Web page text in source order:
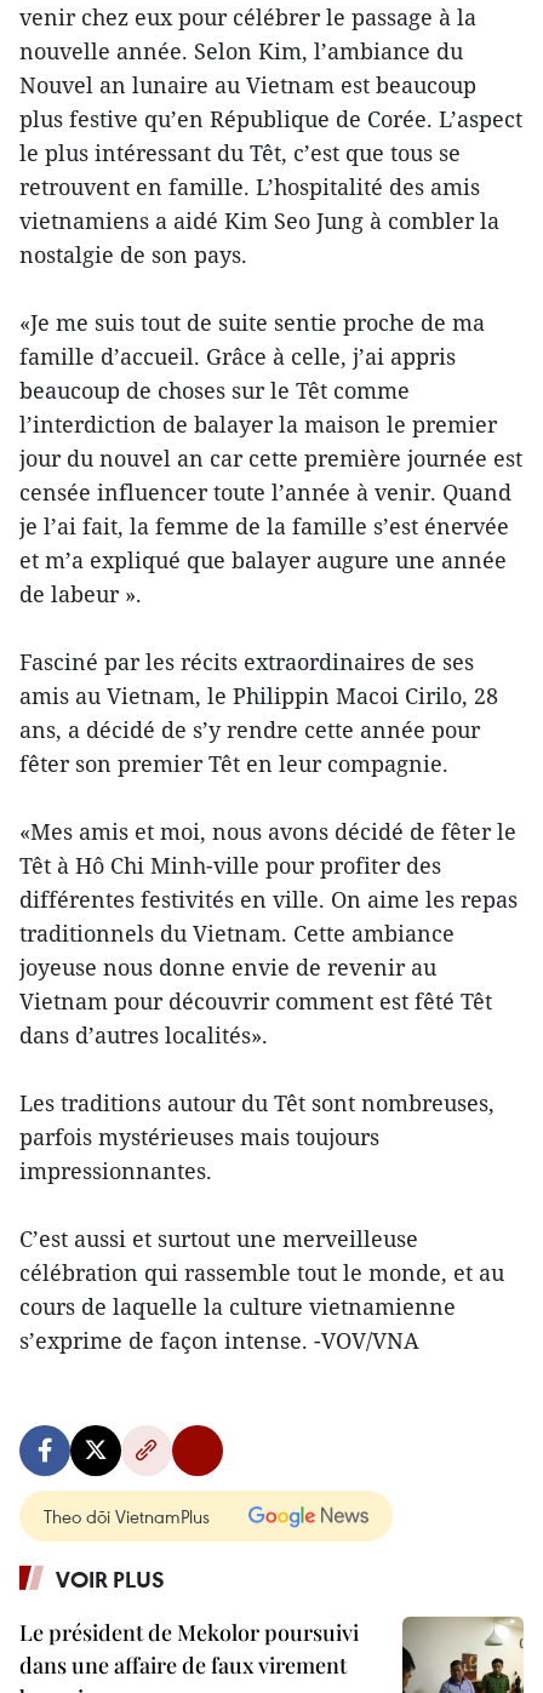
venir chez eux pour célébrer le passage à la
nouvelle année. Selon Kim, l’ambiance du
Nouvel an lunaire au Vietnam est beaucoup
plus festive qu’en République de Corée. L’aspect
le plus intéressant du Têt, c’est que tous se
retrouvent en famille. L’hospitalité des amis
vietnamiens a aidé Kim Seo Jung à combler la
nostalgie de son pays.
«Je me suis tout de suite sentie proche de ma
famille d’accueil. Grâce à celle, j’ai appris
beaucoup de choses sur le Têt comme
l’interdiction de balayer la maison le premier
jour du nouvel an car cette première journée est
censée influencer toute l’année à venir. Quand
je l’ai fait, la femme de la famille s’est énervée
et m’a expliqué que balayer augure une année
de labeur ».
Fasciné par les récits extraordinaires de ses
amis au Vietnam, le Philippin Macoi Cirilo, 28
ans, a décidé de s’y rendre cette année pour
fêter son premier Têt en leur compagnie.
«Mes amis et moi, nous avons décidé de fêter le
Têt à Hô Chi Minh-ville pour profiter des
différentes festivités en ville. On aime les repas
traditionnels du Vietnam. Cette ambiance
joyeuse nous donne envie de revenir au
Vietnam pour découvrir comment est fêté Têt
dans d’autres localités».
Les traditions autour du Têt sont nombreuses,
parfois mystérieuses mais toujours
impressionnantes.
C’est aussi et surtout une merveilleuse
célébration qui rassemble tout le monde, et au
cours de laquelle la culture vietnamienne
s’exprime de façon intense. -VOV/VNA
Theo dõi VietnamPlus
VOIR PLUS
Le président de Mekolor poursuivi
dans une affaire de faux virement